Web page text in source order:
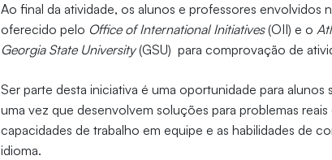
Ao final da atividade, os alunos e professores envolvidos
oferecido pelo Office of International Initiatives(OII) e o
Georgia State University(GSU) para comprovação de
Ser parte desta iniciativa é uma oportunidade para
uma vez que desenvolvem soluções para problemas
capacidades de trabalho em equipe e as habilidades de
idioma.